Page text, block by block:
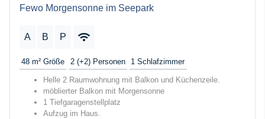
Fewo Morgensonne im Seepark
A B P
48 m² Größe 2 (+2) Personen 1 Schlafzimmer
Helle 2 Raumwohnung mit Balkon und Küchenzeile.
möblierter Balkon mit Morgensonne
1 Tiefgaragenstellplatz
Aufzug im Haus.